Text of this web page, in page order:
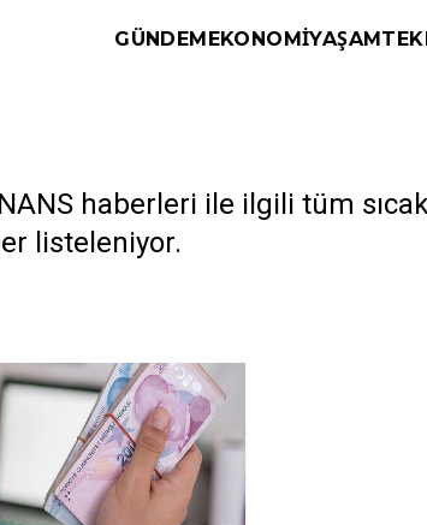
GÜNDEMEKONOMIYAŞAM
haberleri ile ilgili tüm
listeleniyor.